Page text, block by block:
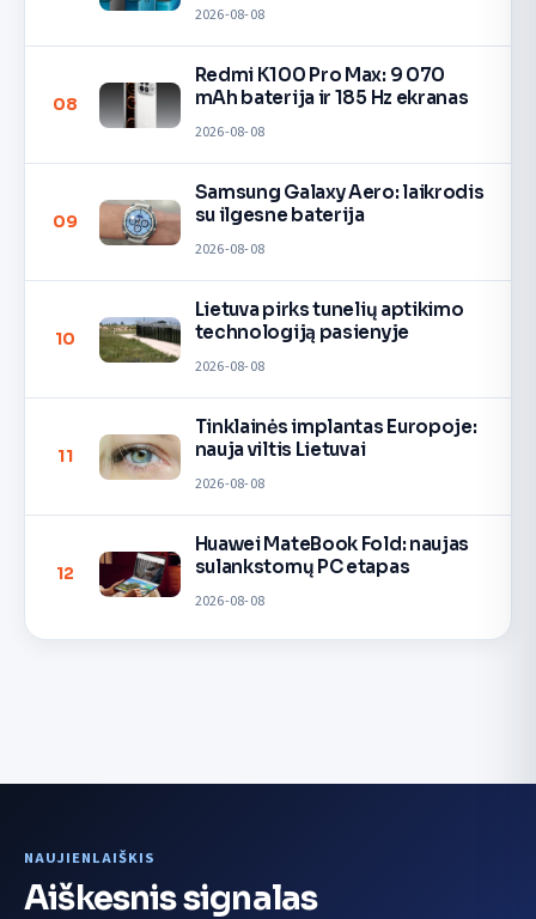
2026-08-08
08
Redmi K100 Pro Max: 9 070
mAh baterija ir 185 Hz ekranas
2026-08-08
09
Samsung Galaxy Aero: laikrodis
su ilgesne baterija
2026-08-08
10
Lietuva pirks tunelių aptikimo
technologiją pasienyje
2026-08-08
11
Tinklainės implantas Europoje:
nauja viltis Lietuvai
2026-08-08
12
Huawei MateBook Fold: naujas
sulankstomų PC etapas
2026-08-08
NAUJIENLAIŠKIS
Aiškesnis signalas